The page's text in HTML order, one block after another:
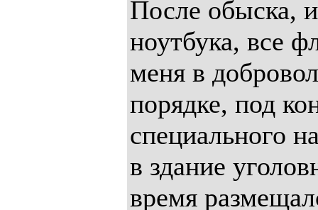
После обыска,
ноутбука, все
меня в
порядке, под
специального
в здание
время